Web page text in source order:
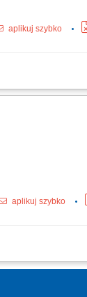
aplikuj szybko
zasad
aplikuj szybko
walorów